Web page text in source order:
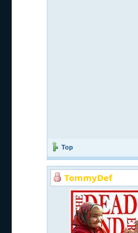
Top
TommyDef